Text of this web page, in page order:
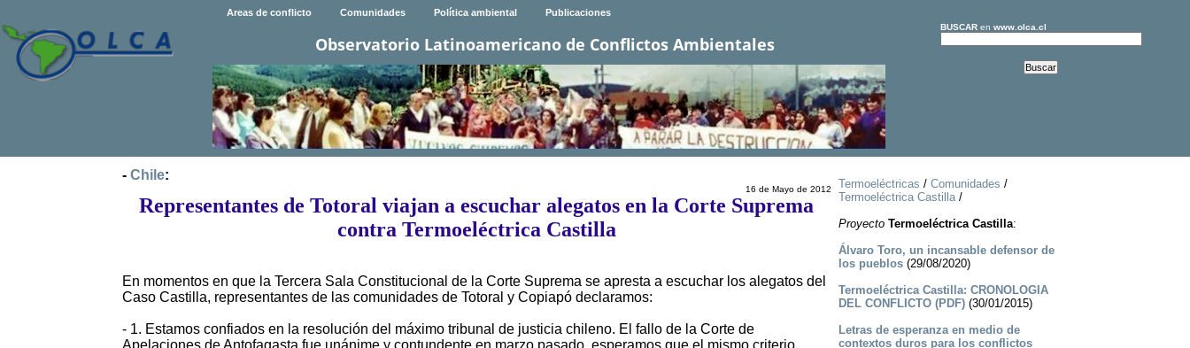
Areas de conflicto Comunidades Política ambiental Publicaciones
Observatorio Latinoamericano de Conflictos Ambientales
BUSCARen www.olca.cl
- Chile:
16 de Mayo de 2012
Representantes de Totoral viajan a escuchar alegatos en la Corte Suprema
contra Termoeléctrica Castilla
En momentos en que la Tercera Sala Constitucional de la Corte Suprema se apresta a escuchar los alegatos del
Caso Castilla, representantes de las comunidades de Totoral y Copiapó declaramos:
- 1. Estamos confiados en la resolución del máximo tribunal de justicia chileno. El fallo de la Corte de
Termoeléctricas / Comunidades /
Termoeléctrica Castilla/
Proyecto Termoeléctrica Castilla:
Álvaro Toro, un incansable defensor de
los pueblos(29/08/2020)
Termoeléctrica Castilla: CRONOLOGIA
DEL CONFLICTO (PDF)(30/01/2015)
Letras de esperanza en medio de
contextos duros para los conflictos